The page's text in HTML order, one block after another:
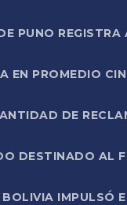
PUNO
EN PROMEDIO
DE
DESTINADO AL
IMPULSÓ